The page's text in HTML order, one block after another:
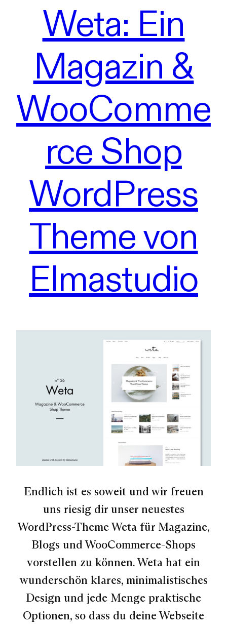
Weta: Ein
Magazin &
WooComme
rce Shop
WordPress
Theme von
Elmastudio
Endlich ist es soweit und wir freuen
uns riesig dir unser neuestes
WordPress-Theme Weta für Magazine,
Blogs und WooCommerce-Shops
vorstellen zu können. Weta hat ein
wunderschön klares, minimalistisches
Design und jede Menge praktische
Optionen, so dass du deine Webseite